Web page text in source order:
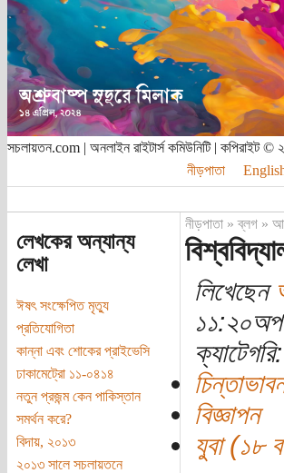
সচলায়তন.com | অনলাইন রাইটার্স কমিউনিটি | কপিরাইট
নীড়পাতা
লেখকের অন্যান্য
লেখা
ঈষৎ সংক্ষেপিত মৃত্যু
প্রতিযোগিতা
কান্না এবং শোকের প্রাইভেসি
ঢাকামেট্রো ১১-০৪১৪
নতুন প্রজন্ম কেন পাকিস্তান
সমর্থন করে?
বিদায়, ২০১৩
২০১৩ সালে সচলায়তনে
নীড়পাতা»ব্লগ»
লিখেছেন
ক্যাটেগরি:
বিজ্ঞাপন
যুবা (১৮